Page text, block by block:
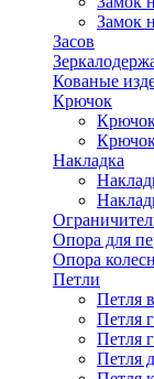
Замок
Засов
Кованые
Крючок
Накладка
Опора для
Опора
Петли
Петля
Петля
Петля
Петля